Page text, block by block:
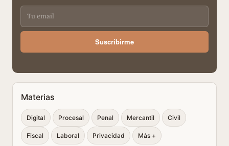
Suscribirme
Materias
Digital Procesal Penal Mercantil Civil
Fiscal Laboral Privacidad Más +